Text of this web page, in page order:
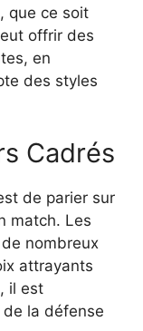
que ce soit
offrir des
en
des styles
Cadrés
de parier sur
match. Les
nombreux
attrayants
il est
la défense